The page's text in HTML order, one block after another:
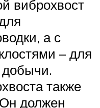
виброхвост
а с
– для
также
должен